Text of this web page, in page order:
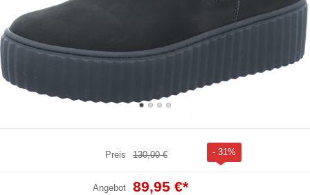
Preis 130,00 € - 31%
Angebot 89,95 €*